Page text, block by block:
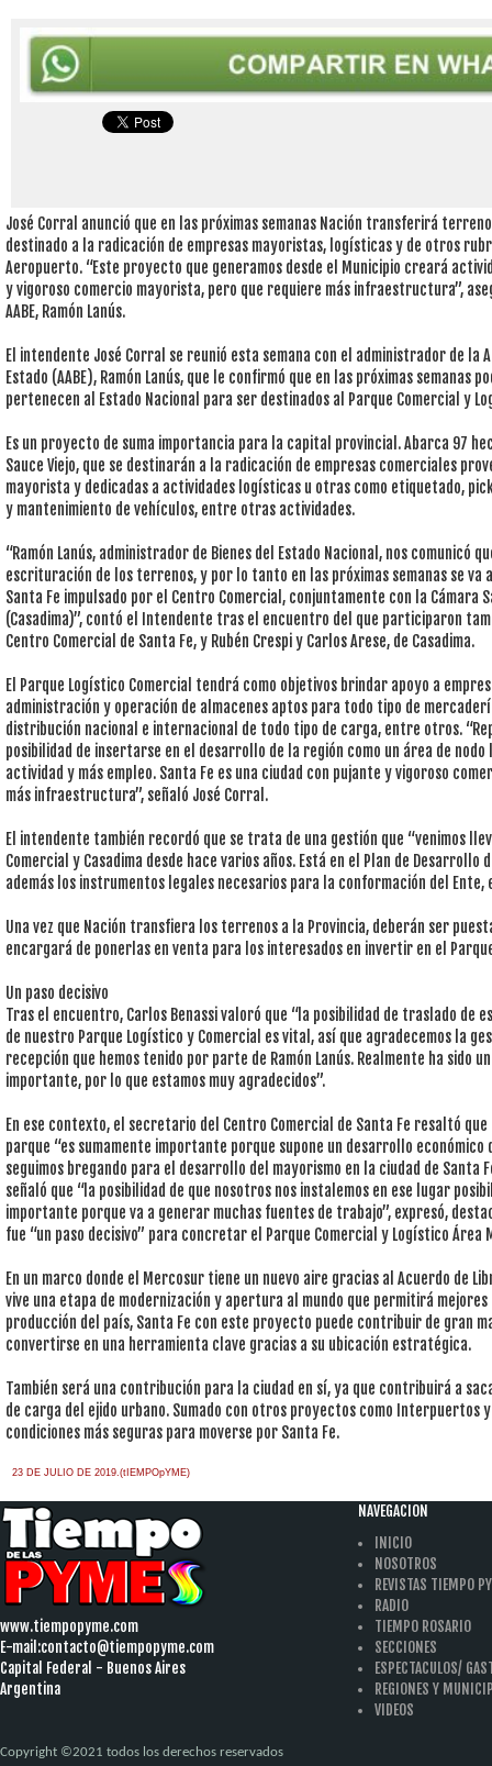
José Corral anunció que en las próximas semanas Nación transferirá
destinado a la radicación de empresas mayoristas, logísticas y de otros
Aeropuerto. “Este proyecto que generamos desde el Municipio creará
y vigoroso comercio mayorista, pero que requiere más infraestructura”,
AABE, Ramón Lanús.
El intendente José Corral se reunió esta semana con el administrador de la
Estado (AABE), Ramón Lanús, que le confirmó que en las próximas
pertenecen al Estado Nacional para ser destinados al Parque Comercial y
Es un proyecto de suma importancia para la capital provincial. Abarca 97
Sauce Viejo, que se destinarán a la radicación de empresas comerciales
mayorista y dedicadas a actividades logísticas u otras como etiquetado,
y mantenimiento de vehículos, entre otras actividades.
“Ramón Lanús, administrador de Bienes del Estado Nacional, nos comunicó
escrituración de los terrenos, y por lo tanto en las próximas semanas se va
Santa Fe impulsado por el Centro Comercial, conjuntamente con la Cámara
(Casadima)”, contó el Intendente tras el encuentro del que participaron
Centro Comercial de Santa Fe, y Rubén Crespi y Carlos Arese, de Casadima.
El Parque Logístico Comercial tendrá como objetivos brindar apoyo a
administración y operación de almacenes aptos para todo tipo de
distribución nacional e internacional de todo tipo de carga, entre otros.
posibilidad de insertarse en el desarrollo de la región como un área de
actividad y más empleo. Santa Fe es una ciudad con pujante y vigoroso
más infraestructura”, señaló José Corral.
El intendente también recordó que se trata de una gestión que “venimos
Comercial y Casadima desde hace varios años. Está en el Plan de Desarrollo
además los instrumentos legales necesarios para la conformación del
Una vez que Nación transfiera los terrenos a la Provincia, deberán ser
encargará de ponerlas en venta para los interesados en invertir en el
Un paso decisivo
Tras el encuentro, Carlos Benassi valoró que “la posibilidad de traslado de
de nuestro Parque Logístico y Comercial es vital, así que agradecemos la
recepción que hemos tenido por parte de Ramón Lanús. Realmente ha sido
importante, por lo que estamos muy agradecidos”.
En ese contexto, el secretario del Centro Comercial de Santa Fe resaltó
parque “es sumamente importante porque supone un desarrollo
seguimos bregando para el desarrollo del mayorismo en la ciudad de Santa
señaló que “la posibilidad de que nosotros nos instalemos en ese lugar
importante porque va a generar muchas fuentes de trabajo”, expresó,
fue “un paso decisivo” para concretar el Parque Comercial y Logístico Área
En un marco donde el Mercosur tiene un nuevo aire gracias al Acuerdo de
vive una etapa de modernización y apertura al mundo que permitirá
producción del país, Santa Fe con este proyecto puede contribuir de gran
convertirse en una herramienta clave gracias a su ubicación estratégica.
También será una contribución para la ciudad en sí, ya que contribuirá a
de carga del ejido urbano. Sumado con otros proyectos como Interpuertos
condiciones más seguras para moverse por Santa Fe.
23 DE JULIO DE 2019.(tIEMPOpYME)
www.tiempopyme.com
E-mail:contacto@tiempopyme.com
Capital Federal - Buenos Aires
Argentina
NAVEGACION
INICIO
NOSOTROS
REVISTAS TIEMPO
RADIO
TIEMPO ROSARIO
SECCIONES
ESPECTACULOS/
REGIONES Y
VIDEOS
Copyright ©2021 todos los derechos reservados